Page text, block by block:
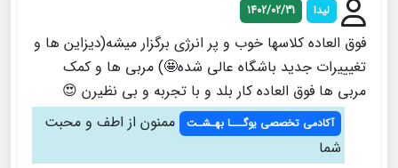
ليدا 1402/02/31
فوق العاده كلاسها خوب و پر انرژى برگزار ميشه(ديزاين ها و
تغيييرات جديد باشگاه عالى شده🤩) مربى ها و كمك
مربى ها فوق العاده كار بلد و با تجربه و بى نظيرن 😍
آکادمی تخصصی یوگـــا بهـشـت
ممنون از اطف و محبت
شما